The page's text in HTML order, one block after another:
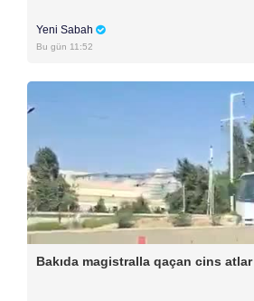
Yeni Sabah
Bu gün 11:52
Bakıda magistralla qaçan cins